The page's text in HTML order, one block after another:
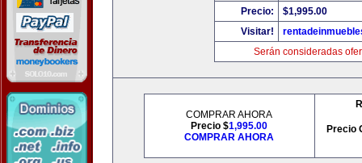
Precio:
$1,995.00
Visitar!
Serán consideradas
COMPRAR AHORA
Precio $1,995.00
COMPRAR AHORA
Precio